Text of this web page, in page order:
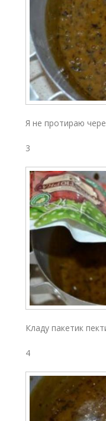
Я не протираю
3
Кладу пакетик
4